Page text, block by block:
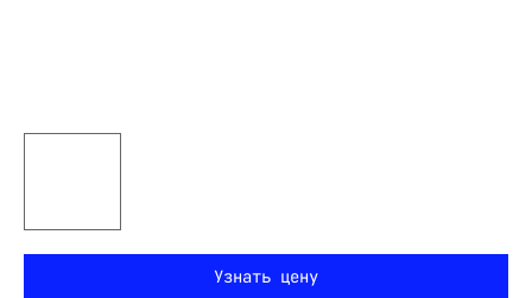
Узнать цену